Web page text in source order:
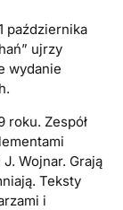
października
ujrzy
wydanie
roku. Zespół
Wojnar. Grają
Teksty
i